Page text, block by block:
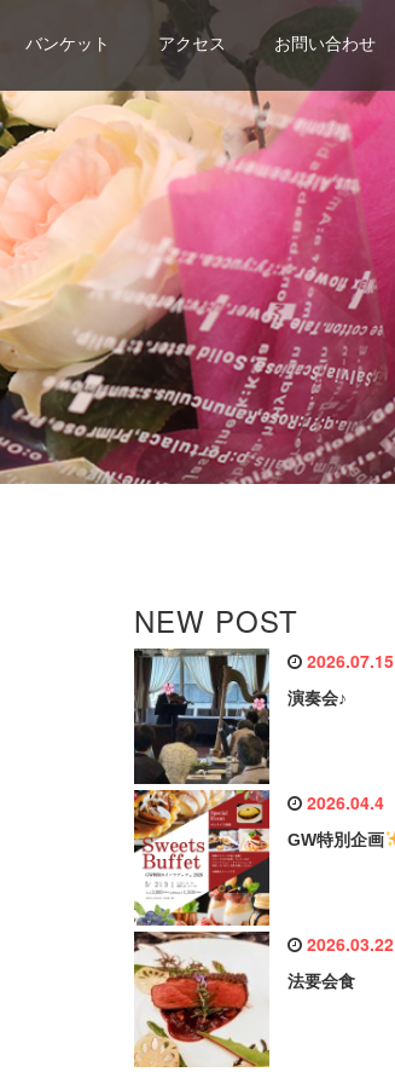
バンケット アクセス お問い合わせ
NEW POST
2026.07.15
演奏会♪
2026.04.4
GW特別企画
2026.03.22
法要会食